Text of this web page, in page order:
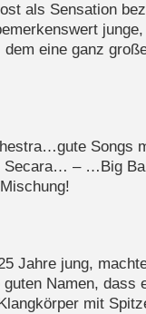
als Sensation
eine ganz
Songs
Secara… – …Big
Jahre jung,
Namen, dass
mit